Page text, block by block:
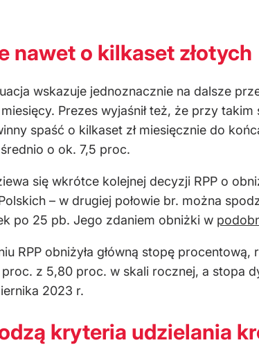
nawet o kilkaset złotych
wskazuje jednoznacznie na dalsze
Prezes wyjaśnił też, że przy
spaść o kilkaset zł miesięcznie do
o ok. 7,5 proc.
się wkrótce kolejnej decyzji RPP o
– w drugiej połowie br. można
po 25 pb. Jego zdaniem obniżki w
RPP obniżyła główną stopę
z 5,80 proc. w skali rocznej, a stopa
2023 r.
kryteria udzielania